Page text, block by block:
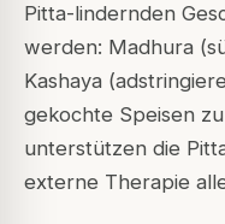
Pitta-lindernden
werden: Madhura
Kashaya
gekochte Speisen
unterstützen die
externe Therapie